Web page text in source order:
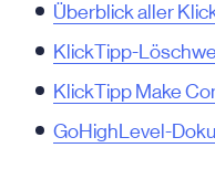
Überblick aller
KlickTipp-
KlickTipp Make
GoHighLevel-